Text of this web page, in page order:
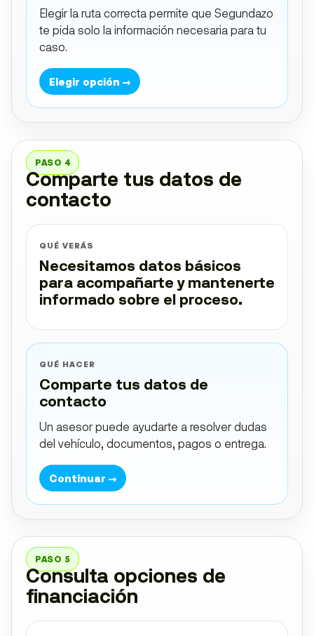
Elegir la ruta correcta permite que Segundazo
te pida solo la información necesaria para tu
caso.
Elegir opción →
PASO 4
Comparte tus datos de
contacto
QUÉ VERÁS
Necesitamos datos básicos
para acompañarte y mantenerte
informado sobre el proceso.
QUÉ HACER
Comparte tus datos de
contacto
Un asesor puede ayudarte a resolver dudas
del vehículo, documentos, pagos o entrega.
Continuar →
PASO 5
Consulta opciones de
financiación